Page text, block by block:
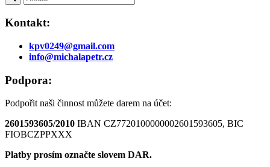
Kontakt:
kpv0249@gmail.com
info@michalapetr.cz
Podpora:
Podpořit naši činnost můžete darem na účet:
2601593605/2010 IBAN CZ7720100000002601593605, BIC
FIOBCZPPXXX
Platby prosím označte slovem DAR.